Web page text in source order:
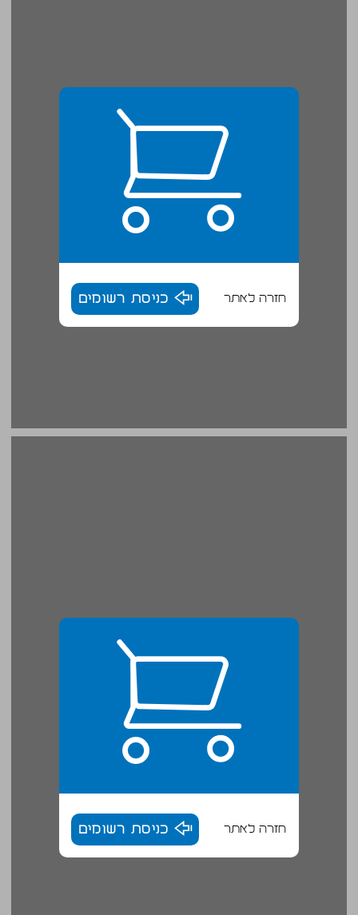
חזרה לאתר כניסת רשומים
רצח רבין - מעל חצי יובל: הזמנה לחשוב מחדש ... 17
חזרה לאתר כניסת רשומים